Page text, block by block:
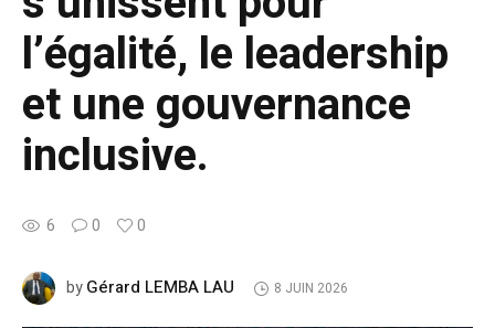
l’égalité, le leadership
et une gouvernance
inclusive.
6 0 0
byGérard LEMBA LAU 8 JUIN 2026